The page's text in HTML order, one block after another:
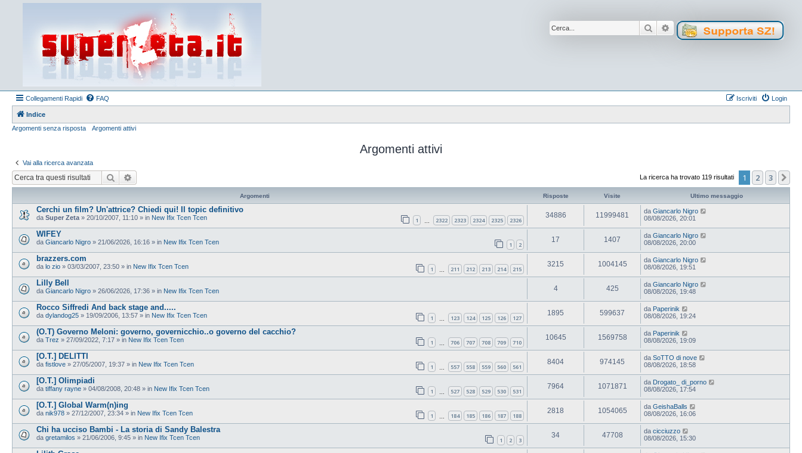
Cerca Ricerca avanzata
Collegamenti Rapidi FAQ Login
Iscriviti
Indice
Argomenti senza risposta
Argomenti attivi
Argomenti attivi
Vai alla ricerca avanzata
Cerca La ricerca ha trovato 119 risultati 1 2 3
Argomenti Risposte Visite Ultimo messaggio
Cerchi un film? Un'attrice? Chiedi qui! Il topic definitivo
da Super Zeta » 20/10/2007, 11:10 » in New Ifix Tcen Tcen 1 2322 2323 2324 2325 2326
34886 11999481 da Giancarlo Nigro
08/08/2026, 20:01
WIFEY
da Giancarlo Nigro » 21/06/2026, 16:16 » in New Ifix Tcen Tcen 1 2
17 1407 da Giancarlo Nigro
08/08/2026, 20:00
brazzers.com
da lo zio » 03/03/2007, 23:50 » in New Ifix Tcen Tcen 1 211 212 213 214 215
3215 1004145 da Giancarlo Nigro
08/08/2026, 19:51
Lilly Bell
da Giancarlo Nigro » 26/06/2026, 17:36 » in New Ifix Tcen Tcen 4 425 da Giancarlo Nigro
08/08/2026, 19:48
Rocco Siffredi And back stage and.....
da dylandog25 » 19/09/2006, 13:57 » in New Ifix Tcen Tcen 1 123 124 125 126 127
1895 599637 da Paperinik
08/08/2026, 19:24
(O.T) Governo Meloni: governo, governicchio..o governo del cacchio?
da Trez » 27/09/2022, 7:17 » in New Ifix Tcen Tcen 1 706 707 708 709 710
10645 1569758 da Paperinik
08/08/2026, 19:09
[O.T.] DELITTI
da fistlove » 27/05/2007, 19:37 » in New Ifix Tcen Tcen 1 557 558 559 560 561
8404 974145 da SoTTO di nove
08/08/2026, 18:58
[O.T.] Olimpiadi
da tiffany rayne » 04/08/2008, 20:48 » in New Ifix Tcen Tcen 1 527 528 529 530 531
7964 1071871 da Drogato_ di_porno
08/08/2026, 17:54
[O.T.] Global Warm(n)ing
da nik978 » 27/12/2007, 23:34 » in New Ifix Tcen Tcen 1 184 185 186 187 188
2818 1054065 da GeishaBalls
08/08/2026, 16:06
Chi ha ucciso Bambi - La storia di Sandy Balestra
da gretamilos » 21/06/2006, 9:45 » in New Ifix Tcen Tcen 1 2 3
34 47708 da cicciuzzo
08/08/2026, 15:30